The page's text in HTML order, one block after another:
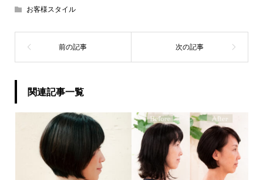
お客様スタイル
関連記事一覧